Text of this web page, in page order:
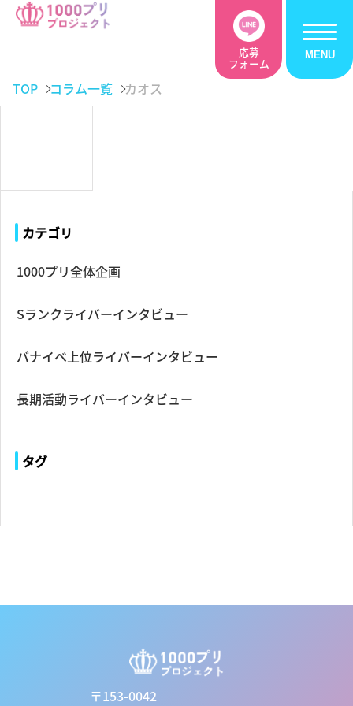
応募
フォーム
TOP コラム一覧 カオス
カテゴリ
1000プリ全体企画
Sランクライバーインタビュー
バナイベ上位ライバーインタビュー
長期活動ライバーインタビュー
タグ
〒153-0042